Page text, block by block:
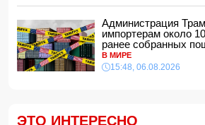
14:14, 07.08.2026
Сына Абеля Магеррамова отозвали
14:10, 07.08.2026
14:04, 07.08.2026
Администрация
импортерам около
ранее собранных
В МИРЕ
15:48, 06.08.2026
ЭТО ИНТЕРЕСНО